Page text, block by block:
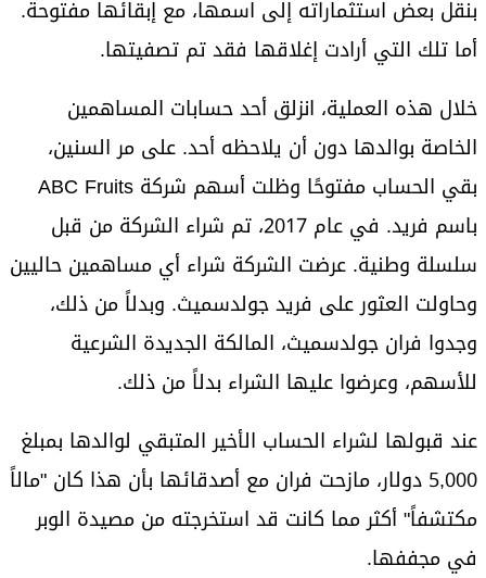
بنقل بعض استثماراته إلى اسمها، مع إبقائها مفتوحة.
أما تلك التي أرادت إغلاقها فقد تم تصفيتها.
خلال هذه العملية، انزلق أحد حسابات المساهمين
الخاصة بوالدها دون أن يلاحظه أحد. على مر السنين،
بقي الحساب مفتوحًا وظلت أسهم شركة ABC Fruits
باسم فريد. في عام 2017، تم شراء الشركة من قبل
سلسلة وطنية. عرضت الشركة شراء أي مساهمين حاليين
وحاولت العثور على فريد جولدسميث. وبدلاً من ذلك،
وجدوا فران جولدسميث، المالكة الجديدة الشرعية
للأسهم، وعرضوا عليها الشراء بدلاً من ذلك.
عند قبولها لشراء الحساب الأخير المتبقي لوالدها بمبلغ
5,000 دولار، مازحت فران مع أصدقائها بأن هذا كان "مالاً
مكتشفاً" أكثر مما كانت قد استخرجته من مصيدة الوبر
في مجففها.